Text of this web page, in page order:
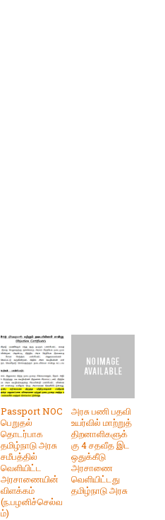
Passport NOC
பெறுதல்
தொடர்பாக
தமிழ்நாடு அரசு
சமீபத்தில்
வெளியிட்ட
அரசாணையின்
விளக்கம்
(ந.பழனிச்செல்வ
ம்)
அரசு பணி பதவி
உயர்வில் மாற்றுத்
திறனாளிகளுக்
கு 4 சதவீத இட
ஒதுக்கீடு
அரசாணை
வெளியிட்டது
தமிழ்நாடு அரசு